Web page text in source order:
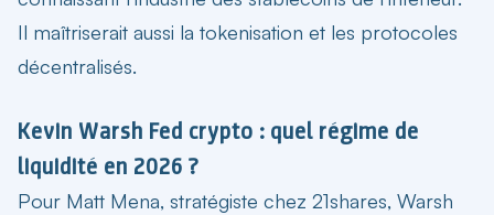
Il maîtriserait aussi la tokenisation et les protocoles
décentralisés.
Kevin Warsh Fed crypto : quel régime de
liquidité en 2026 ?
Pour Matt Mena, stratégiste chez 21shares, Warsh